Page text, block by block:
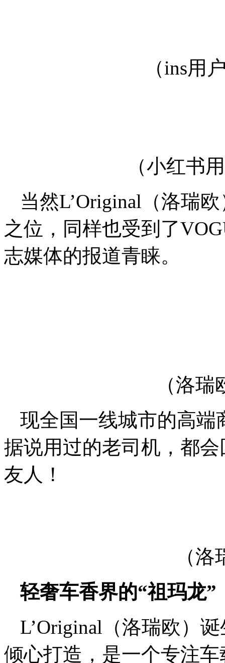
（ins用
（小红书
当然L’Original（洛瑞
之位，同样也受到了
志媒体的报道青睐。
（洛
现全国一线城市的高端
据说用过的老司机，都
友人！
（
轻奢车香界的“祖玛龙”
L’Original（洛瑞欧）
倾心打造，是一个专注